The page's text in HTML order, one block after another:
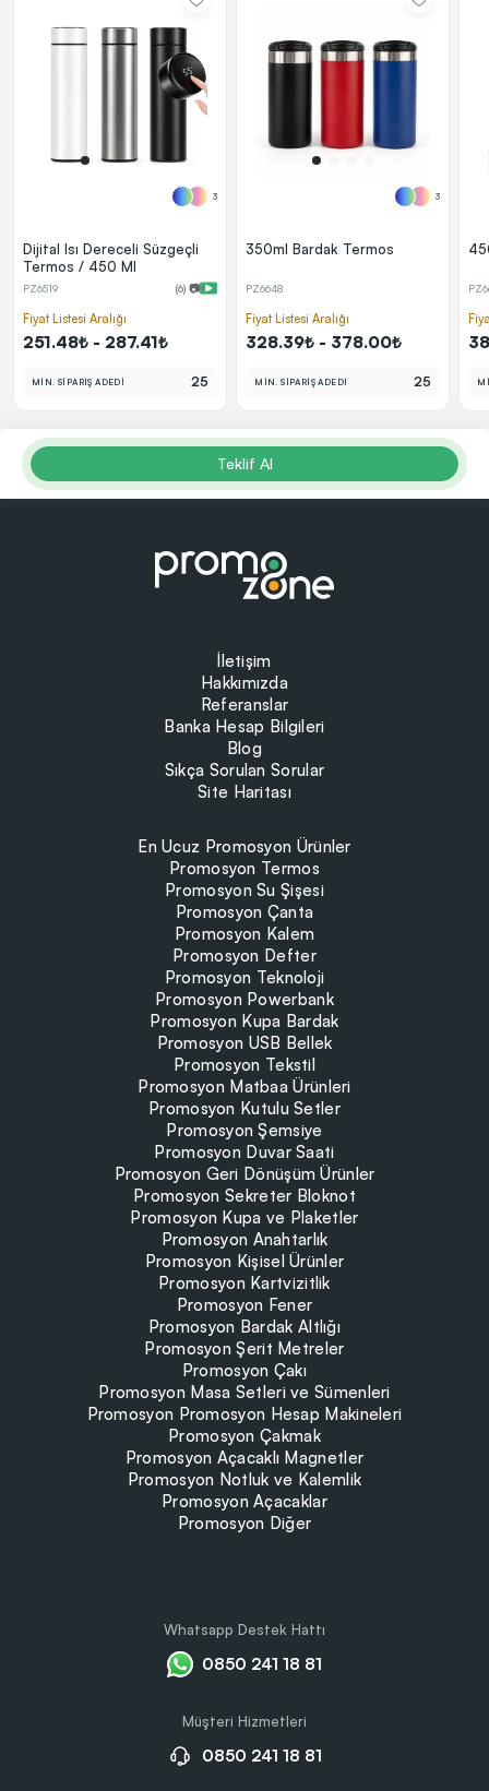
3
Dijital Isı Dereceli Süzgeçli
Termos / 450 Ml
PZ6519 (6) 📷
Fiyat Listesi Aralığı
251.48₺ - 287.41₺
MİN. SİPARİŞ ADEDİ 25
3
350ml Bardak Termos
PZ6648
Fiyat Listesi Aralığı
328.39₺ - 378.00₺
MİN. SİPARİŞ ADEDİ 25
Teklif Al
İletişim
Hakkımızda
Referanslar
Banka Hesap Bilgileri
Blog
Sıkça Sorulan Sorular
Site Haritası
En Ucuz Promosyon Ürünler
Promosyon Termos
Promosyon Su Şişesi
Promosyon Çanta
Promosyon Kalem
Promosyon Defter
Promosyon Teknoloji
Promosyon Powerbank
Promosyon Kupa Bardak
Promosyon USB Bellek
Promosyon Tekstil
Promosyon Matbaa Ürünleri
Promosyon Kutulu Setler
Promosyon Şemsiye
Promosyon Duvar Saati
Promosyon Geri Dönüşüm Ürünler
Promosyon Sekreter Bloknot
Promosyon Kupa ve Plaketler
Promosyon Anahtarlık
Promosyon Kişisel Ürünler
Promosyon Kartvizitlik
Promosyon Fener
Promosyon Bardak Altlığı
Promosyon Şerit Metreler
Promosyon Çakı
Promosyon Masa Setleri ve Sümenleri
Promosyon Promosyon Hesap Makineleri
Promosyon Çakmak
Promosyon Açacaklı Magnetler
Promosyon Notluk ve Kalemlik
Promosyon Açacaklar
Promosyon Diğer
Whatsapp Destek Hattı
0850 241 18 81
Müşteri Hizmetleri
0850 241 18 81